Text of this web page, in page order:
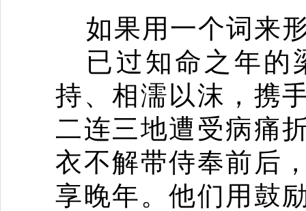
如果用一个词来
已过知命之年的
持、相濡以沫，携
二连三地遭受病痛
衣不解带侍奉前后
享晚年。他们用鼓